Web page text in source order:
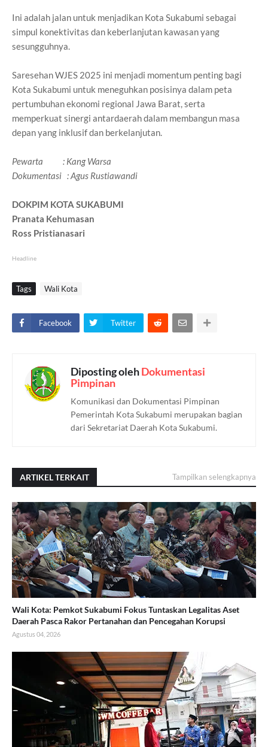
Ini adalah jalan untuk menjadikan Kota Sukabumi sebagai
simpul konektivitas dan keberlanjutan kawasan yang
sesungguhnya.
Saresehan WJES 2025 ini menjadi momentum penting bagi
Kota Sukabumi untuk meneguhkan posisinya dalam peta
pertumbuhan ekonomi regional Jawa Barat, serta
memperkuat sinergi antardaerah dalam membangun masa
depan yang inklusif dan berkelanjutan.
Pewarta : Kang Warsa
Dokumentasi : Agus Rustiawandi
DOKPIM KOTA SUKABUMI
Pranata Kehumasan
Ross Pristianasari
Headline
Tags Wali Kota
Facebook Twitter
Diposting olehDokumentasi
Pimpinan
Komunikasi dan Dokumentasi Pimpinan
Pemerintah Kota Sukabumi merupakan bagian
dari Sekretariat Daerah Kota Sukabumi.
ARTIKEL TERKAIT Tampilkan selengkapnya
Wali Kota: Pemkot Sukabumi Fokus Tuntaskan Legalitas Aset
Daerah Pasca Rakor Pertanahan dan Pencegahan Korupsi
Agustus 04, 2026